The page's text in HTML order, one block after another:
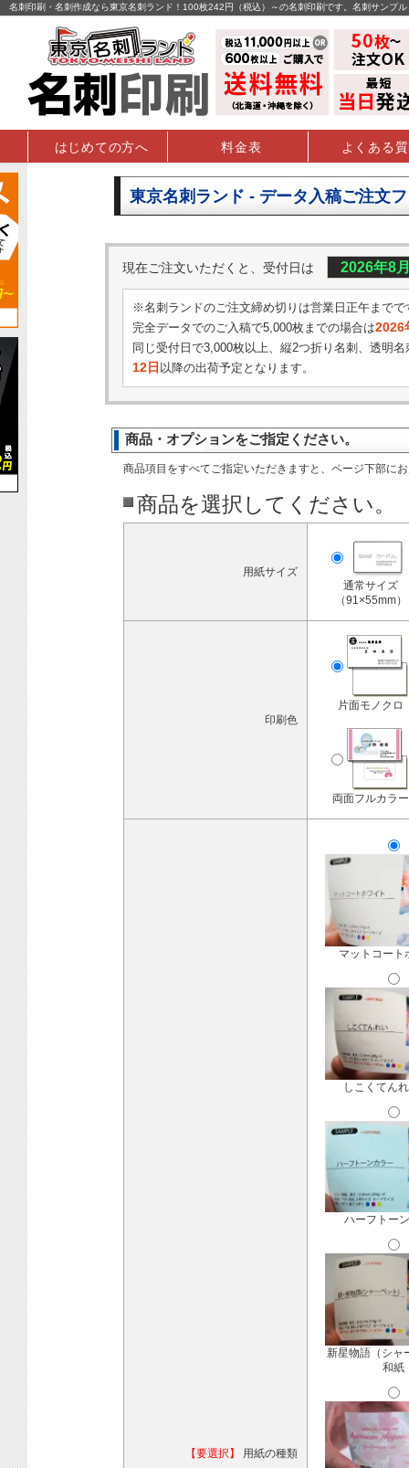
名刺印刷・名刺作成なら東京名刺ランド！100枚242円（税込）～の名刺印刷です。名刺サンプ
はじめての方へ 料金表 よくある
東京名刺ランド - データ入稿ご注文
現在ご注文いただくと、受付日は 2026年8
※名刺ランドのご注文締め切りは営業日正午までで
完全データでのご入稿で5,000枚までの場合は2026
同じ受付日で3,000枚以上、縦2つ折り名刺、透明名
12日 以降の出荷予定となります。
商品・オプションをご指定ください。
商品項目をすべてご指定いただきますと、ページ下部に
商品を選択してください。
用紙サイズ
通常サイズ
（91×55mm）
印刷色
片面モノクロ
両面フルカラー
【要選択】 用紙の種類
マットコート
しこくてん
ハーフトー
新星物語（シャ
和紙